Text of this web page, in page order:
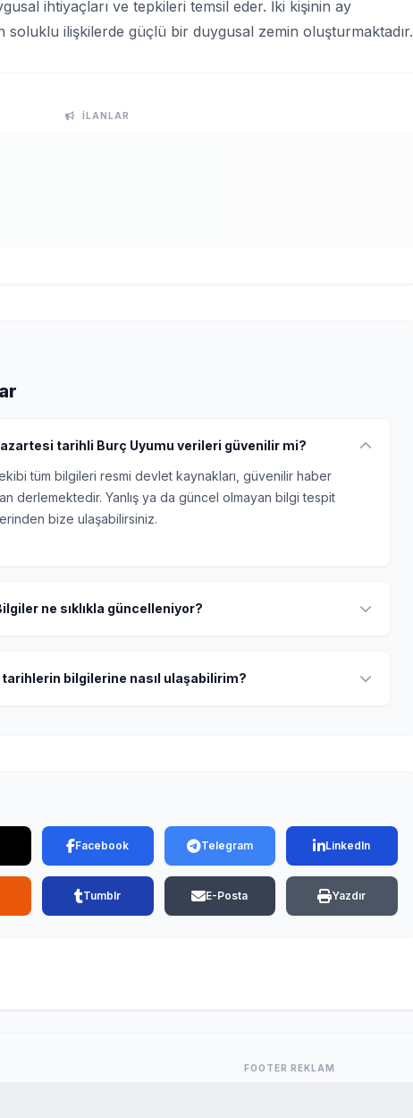
ihtiyaçları ve tepkileri temsil eder. İki kişinin ay
soluklu ilişkilerde güçlü bir duygusal zemin oluşturmaktadır.
İLANLAR
tarihli Burç Uyumu verileri güvenilir mi?
tüm bilgileri resmi devlet kaynakları, güvenilir haber
derlemektedir. Yanlış ya da güncel olmayan bilgi tespit
bize ulaşabilirsiniz.
ne sıklıkla güncelleniyor?
tarihlerin bilgilerine nasıl ulaşabilirim?
Facebook Telegram LinkedIn
Tumblr E-Posta Yazdır
FOOTER REKLAM